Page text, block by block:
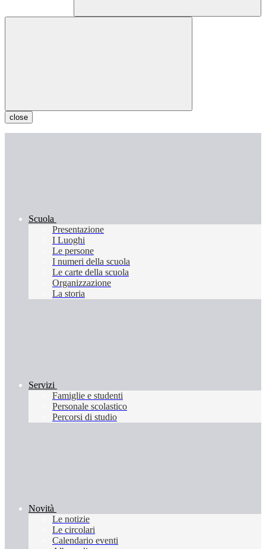
close
Scuola
Presentazione
I Luoghi
Le persone
I numeri della scuola
Le carte della scuola
Organizzazione
La storia
Servizi
Famiglie e studenti
Personale scolastico
Percorsi di studio
Novità
Le notizie
Le circolari
Calendario eventi